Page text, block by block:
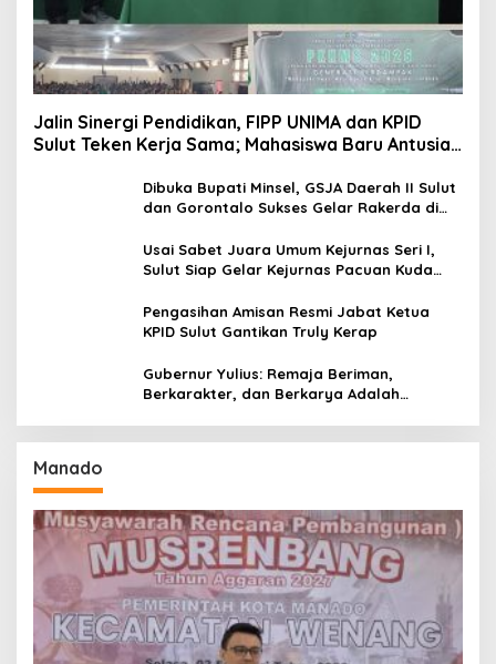
Jalin Sinergi Pendidikan, FIPP UNIMA dan KPID
Sulut Teken Kerja Sama; Mahasiswa Baru Antusias
Dibuka Bupati Minsel, GSJA Daerah II Sulut
dan Gorontalo Sukses Gelar Rakerda di
Usai Sabet Juara Umum Kejurnas Seri I,
Sulut Siap Gelar Kejurnas Pacuan Kuda
Pengasihan Amisan Resmi Jabat Ketua
KPID Sulut Gantikan Truly Kerap
Gubernur Yulius: Remaja Beriman,
Berkarakter, dan Berkarya Adalah
Manado